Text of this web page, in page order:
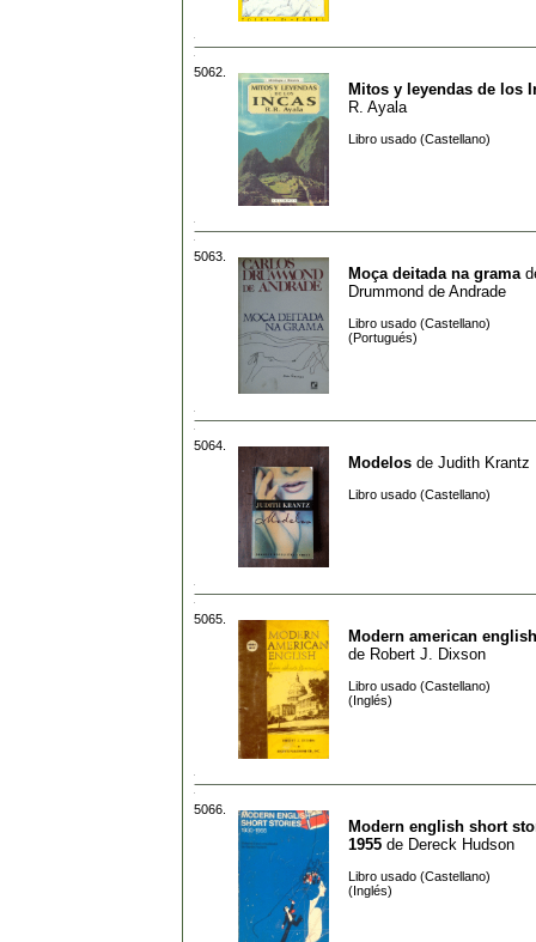
5062.
Mitos y leyendas de los
R. Ayala
Libro usado (Castellano)
5063.
Moça deitada na grama
Drummond de Andrade
Libro usado (Castellano)
(Portugués)
5064.
Modelos de Judith Krantz
Libro usado (Castellano)
5065.
Modern american
de Robert J. Dixson
Libro usado (Castellano)
(Inglés)
5066.
Modern english short
1955 de Dereck Hudson
Libro usado (Castellano)
(Inglés)